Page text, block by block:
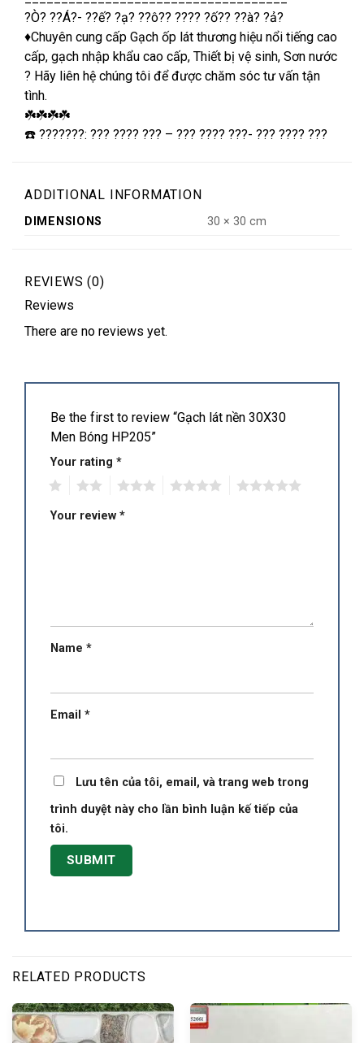
?Ò? ??Á?- ??ế? ?ạ? ??ô?? ???? ?ố?? ??à? ?ả?
♦️Chuyên cung cấp Gạch ốp lát thương hiệu nổi tiếng cao
cấp, gạch nhập khẩu cao cấp, Thiết bị vệ sinh, Sơn nước
? Hãy liên hệ chúng tôi để được chăm sóc tư vấn tận
tình.
☘️☘️☘️☘️
☎️ ???????: ??? ???? ??? – ??? ???? ???- ??? ???? ???
ADDITIONAL INFORMATION
DIMENSIONS 30 × 30 cm
REVIEWS (0)
Reviews
There are no reviews yet.
Be the first to review “Gạch lát nền 30X30
Men Bóng HP205”
Your rating *
Your review *
Name *
Email *
Lưu tên của tôi, email, và trang web trong
trình duyệt này cho lần bình luận kế tiếp của
tôi.
RELATED PRODUCTS